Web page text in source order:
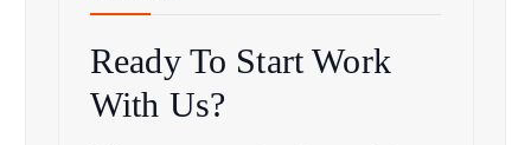
Ready To StartWork
With Us?